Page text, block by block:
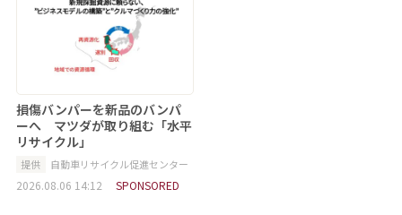
損傷バンパーを新品のバンパ
ーへ マツダが取り組む「水平
リサイクル」
提供 自動車リサイクル促進センター
2026.08.06 14:12 SPONSORED